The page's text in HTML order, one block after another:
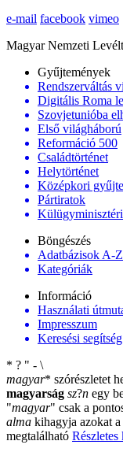
e-mail facebook vimeo
Magyar Nemzeti
Gyűjtemények
Rendszerváltás
Digitális Roma
Szovjetunióba
Első világháború
Reformáció 500
Családtörténet
Helytörténet
Középkori
Pártiratok
Böngészés
Adatbázisok A-Z
Kategóriák
Információ
Használati
Impresszum
Keresési segítség
* ? " - \
magyar* szórészletet
magyarság sz?n egy
"magyar" csak a
alma kihagyja azokat
megtalálható Részletes